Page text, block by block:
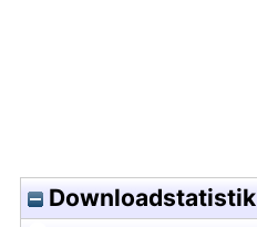
Downloadstatistik